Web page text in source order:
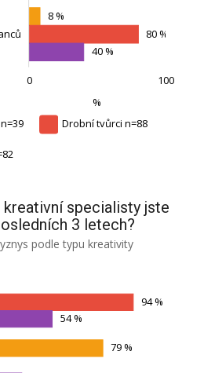
8 %
80 %
40 %
-100
-50
0
200 100
150
%
Drobní tvůrci n=88
specialisty jste
3 letech?
podle typu kreativity
79 %
94 %
54 %